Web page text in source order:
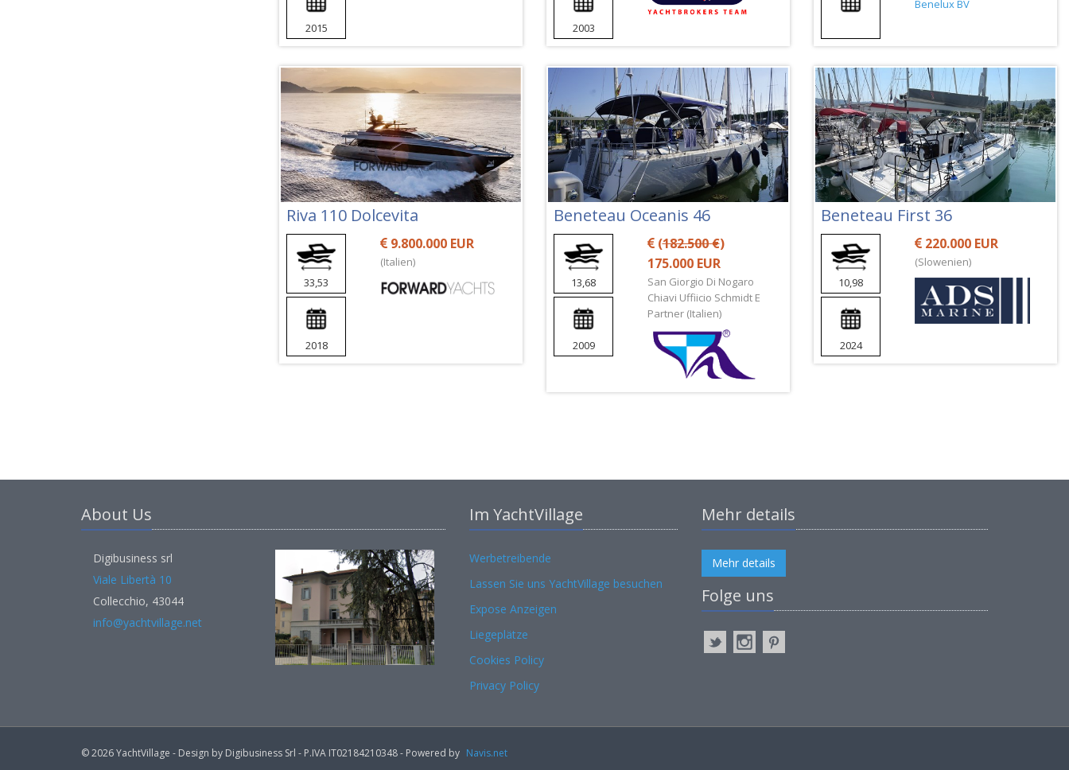
2015 2003
Riva 110 Dolcevita
33,53
2018
9.800.000 EUR
(Italien)
Beneteau Oceanis 46
13,68
2009
(182.500 €)
175.000 EUR
San Giorgio Di Nogaro
Chiavi Uffiicio Schmidt E
Partner (Italien)
Beneteau First 36
10,98
2024
220.000 EUR
(Slowenien)
About Us
Digibusiness srl
Viale Libertà 10
Collecchio, 43044
info@yachtvillage.net
Im YachtVillage
Werbetreibende
Lassen Sie uns YachtVillage besuchen
Expose Anzeigen
Liegeplätze
Cookies Policy
Privacy Policy
Mehr details
Mehr details
Folge uns
© 2026 YachtVillage - Design by Digibusiness Srl - P.IVA IT02184210348 - Powered by Navis.net